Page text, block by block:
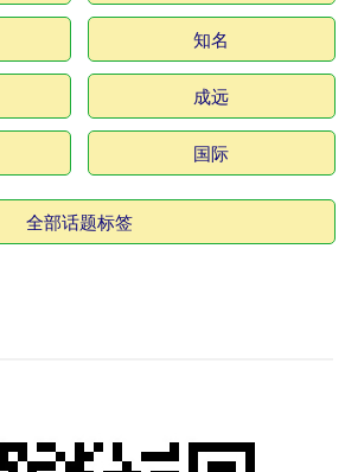
知名
成远
国际
全部话题标签